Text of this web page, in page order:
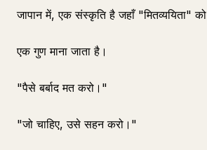
जापान में, एक संस्कृति है जहाँ "मितव्ययिता" को
एक गुण माना जाता है।
"पैसे बर्बाद मत करो।"
"जो चाहिए, उसे सहन करो।"